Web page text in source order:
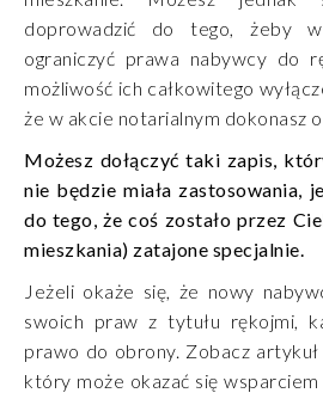
doprowadzić do tego, żeby
ograniczyć prawa nabywcy do
możliwość ich całkowitego
że w akcie notarialnym dokonasz
Możesz dołączyć taki zapis,
nie będzie miała zastosowania,
do tego, że coś zostało przez
mieszkania) zatajone specjalnie.
Jeżeli okaże się, że nowy
swoich praw z tytułu rękojmi,
prawo do obrony. Zobacz
który może okazać się